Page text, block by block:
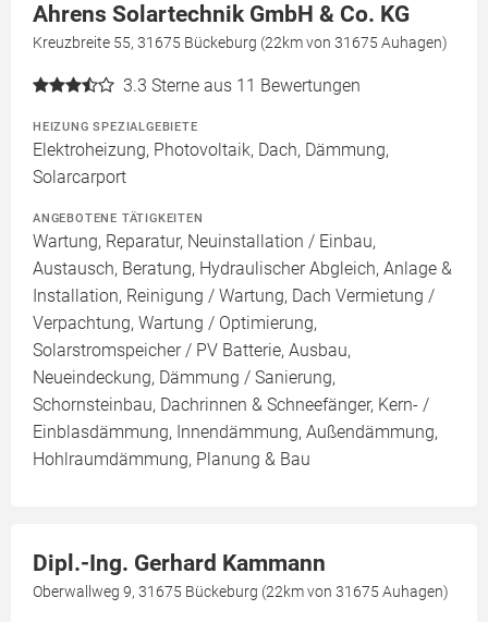
Ahrens Solartechnik GmbH & Co. KG
Kreuzbreite 55, 31675 Bückeburg (22km von 31675 Auhagen)
3.3 Sterne aus 11 Bewertungen
HEIZUNG SPEZIALGEBIETE
Elektroheizung, Photovoltaik, Dach, Dämmung,
Solarcarport
ANGEBOTENE TÄTIGKEITEN
Wartung, Reparatur, Neuinstallation / Einbau,
Austausch, Beratung, Hydraulischer Abgleich, Anlage &
Installation, Reinigung / Wartung, Dach Vermietung /
Verpachtung, Wartung / Optimierung,
Solarstromspeicher / PV Batterie, Ausbau,
Neueindeckung, Dämmung / Sanierung,
Schornsteinbau, Dachrinnen & Schneefänger, Kern- /
Einblasdämmung, Innendämmung, Außendämmung,
Hohlraumdämmung, Planung & Bau
Dipl.-Ing. Gerhard Kammann
Oberwallweg 9, 31675 Bückeburg (22km von 31675 Auhagen)